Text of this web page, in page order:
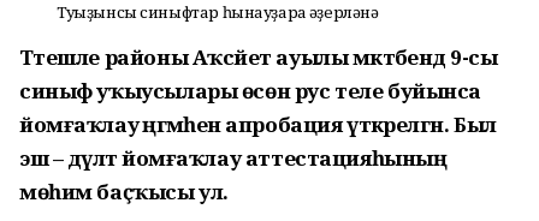
Туғыҙынсы синыфтар һынауҙарға әҙерләнә
Тәтешле районы Аҡсәйет ауылы мәктәбендә 9-сы
синыф уҡыусылары өсөн рус теле буйынса
йомғаҡлау әңгәмәһенә апробация үткәрелгән. Был
эш – дәүләт йомғаҡлау аттестацияһының
мөһим баҫҡысы ул.